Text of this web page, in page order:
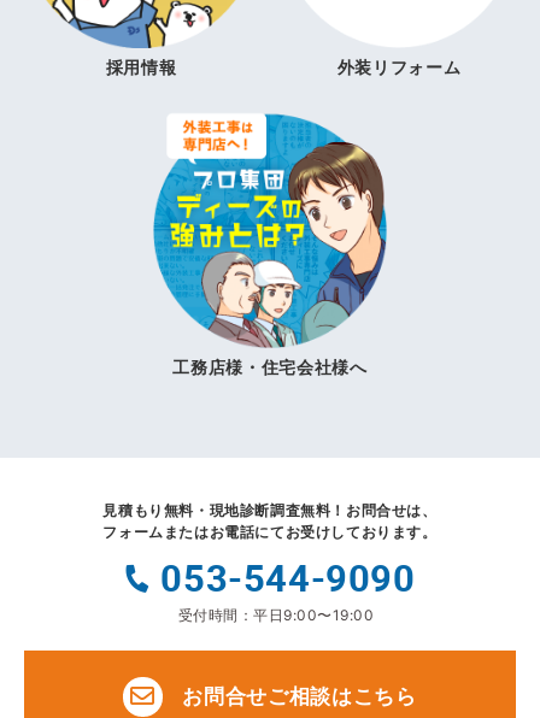
採用情報 外装リフォーム
工務店様・住宅会社様へ
見積もり無料・現地診断調査無料！ お問合せは、
フォームまたはお電話にてお受けしております。
053-544-9090
受付時間：平日9:00〜19:00
お問合せご相談はこちら